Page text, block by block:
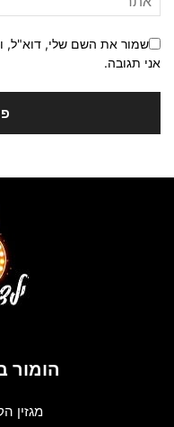
שמור את השם שלי, דוא"ל,
אני תגובה.
הומור
מגזין